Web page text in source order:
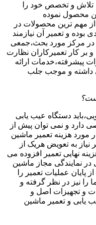
تلاش و تخصص خود را
محصول نموده
مهم ترین محصولات در
بوده و تعمیر آن نیازمند
در مرکز مورد بحث،جمعی
بر کار تعمیرکاران نظارت
پیشرفته،خدمات ارائه
داشته و موجب جلب
دستگاه عیب یابی
دارد و نمی توان پیش از
هزینه تعمیر ماشین
به تعویض هریک از
نهایی تعمیر افزوده می
نمایندگی مجاز ماشین
پایان عملیات تعمیر را
را نیز در نظر گرفته و
و تجهیزات اصل و
یابی و تعمیر ماشین